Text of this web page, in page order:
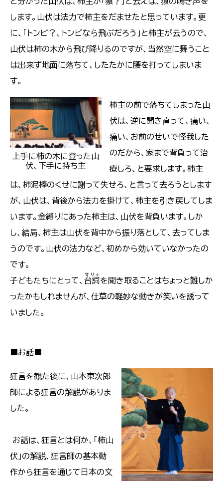
します。山伏は法力で柿主をだませたと思っています。更
に、「トンビ？、トンビなら飛ぶだろう」と柿主が云うので、
山伏は柿の木から飛び降りるのですが、当然空に舞うこと
は出来ず地面に落ちて、したたかに腰を打ってしまいま
す。
上手に柿の木に登った山
伏、下手に持ち主
柿主の前で落ちてしまった山
伏は、逆に開き直って、痛い、
痛い、お前のせいで怪我した
のだから、家まで背負って治
療しろ、と要求します。柿主
は、柿泥棒のくせに謝って失せろ、と言って去ろうとします
が、山伏は、背後から法力を掛けて、柿主を引き戻してしま
います。金縛りにあった柿主は、山伏を背負います。しか
し、結局、柿主は山伏を背中から振り落として、去ってしま
うのです。山伏の法力など、初めから効いていなかったの
です。
子どもたちにとって、 台詞
せりふ
を聞き取ることはちょっと難しか
ったかもしれませんが、仕草の軽妙な動きが笑いを誘って
いました。
■お話■
狂言を観た後に、山本東次郎
師による狂言の解説がありま
した。
お話は、狂言とは何か、「柿山
伏」の解説、狂言師の基本動
作から狂言を通じて日本の文